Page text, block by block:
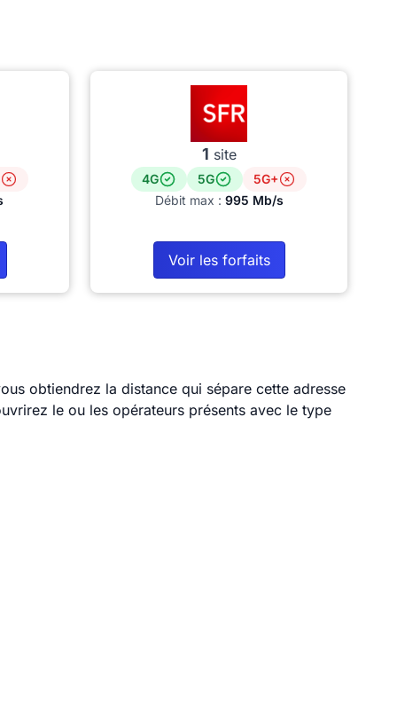
1 site
4G 5G
5G+
Débit max : 995 Mb/s
Voir les forfaits
obtiendrez la distance qui sépare cette adresse
le ou les opérateurs présents avec le type